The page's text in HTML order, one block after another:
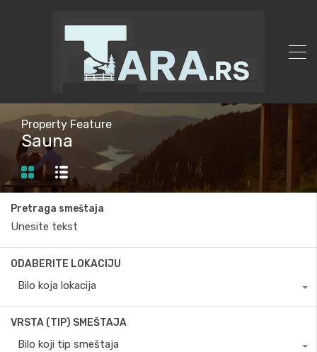
Property Feature
Sauna
Pretraga smeštaja
ODABERITE LOKACIJU
Bilo koja lokacija
VRSTA (TIP) SMEŠTAJA
Bilo koji tip smeštaja